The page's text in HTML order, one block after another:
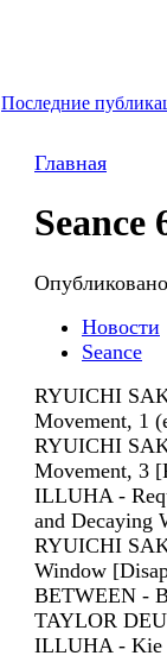
Последние
Главная
Seance
Новости
Seance
RYUICHI
Movement, 1
RYUICHI
Movement, 3
ILLUHA -
and Decaying
RYUICHI
Window
BETWEEN -
TAYLOR
ILLUHA - Kie